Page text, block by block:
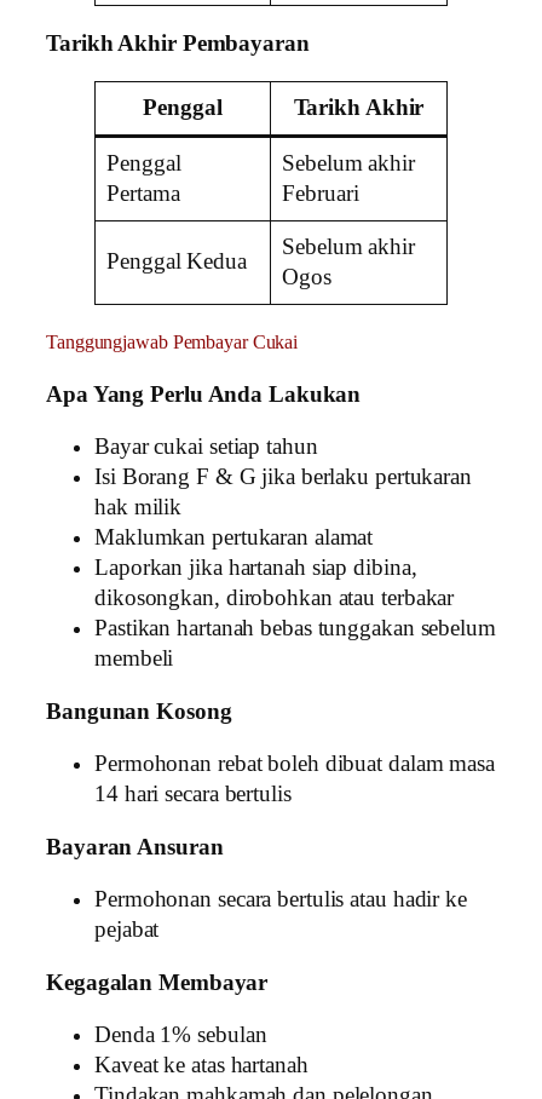
Tarikh Akhir Pembayaran
Penggal Tarikh Akhir
Penggal
Pertama
Sebelum akhir
Februari
Penggal Kedua
Sebelum akhir
Ogos
Tanggungjawab Pembayar Cukai
Apa Yang Perlu Anda Lakukan
Bayar cukai setiap tahun
Isi Borang F & G jika berlaku pertukaran
hak milik
Maklumkan pertukaran alamat
Laporkan jika hartanah siap dibina,
dikosongkan, dirobohkan atau terbakar
Pastikan hartanah bebas tunggakan sebelum
membeli
Bangunan Kosong
Permohonan rebat boleh dibuat dalam masa
14 hari secara bertulis
Bayaran Ansuran
Permohonan secara bertulis atau hadir ke
pejabat
Kegagalan Membayar
Denda 1% sebulan
Kaveat ke atas hartanah